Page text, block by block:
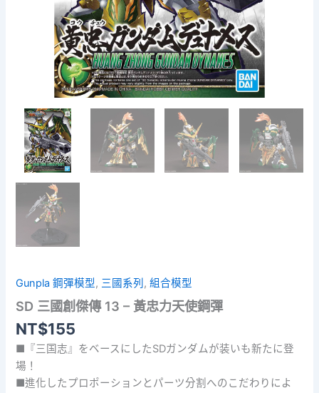
Gunpla 鋼彈模型, 三國系列 ,組合模型
SD 三國創傑傳 13 – 黃忠力天使鋼彈
NT$155
■『三国志』をベースにしたSDガンダムが装いも新たに登
場！
■進化したプロポーションとパーツ分割へのこだわりによ